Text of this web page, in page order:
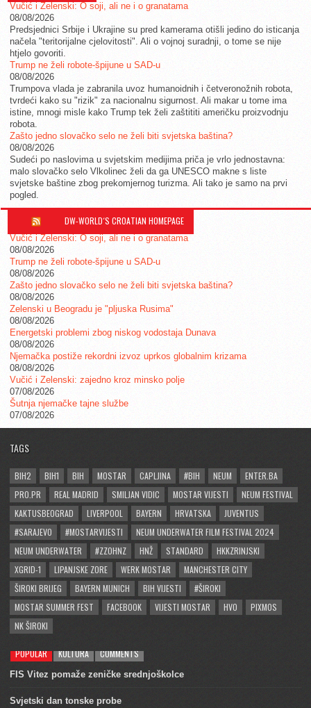
Vučić i Zelenski: O soji, ali ne i o granatama
08/08/2026
Predsjednici Srbije i Ukrajine su pred kamerama otišli jedino do isticanja
načela "teritorijalne cjelovitosti". Ali o vojnoj suradnji, o tome se nije
htjelo govoriti.
Trump ne želi robote-špijune u SAD-u
08/08/2026
Trumpova vlada je zabranila uvoz humanoidnih i četveronožnih robota,
tvrdeći kako su "rizik" za nacionalnu sigurnost. Ali makar u tome ima
istine, mnogi misle kako Trump tek želi zaštititi američku proizvodnju
robota.
Zašto jedno slovačko selo ne želi biti svjetska baština?
08/08/2026
Sudeći po naslovima u svjetskim medijima priča je vrlo jednostavna:
malo slovačko selo Vlkolinec želi da ga UNESCO makne s liste
svjetske baštine zbog prekomjernog turizma. Ali tako je samo na prvi
pogled.
DW-WORLD´S CROATIAN HOMEPAGE
Vučić i Zelenski: O soji, ali ne i o granatama
08/08/2026
Trump ne želi robote-špijune u SAD-u
08/08/2026
Zašto jedno slovačko selo ne želi biti svjetska baština?
08/08/2026
Zelenski u Beogradu je "pljuska Rusima"
08/08/2026
Energetski problemi zbog niskog vodostaja Dunava
08/08/2026
Njemačka postiže rekordni izvoz uprkos globalnim krizama
08/08/2026
Vučić i Zelenski: zajedno kroz minsko polje
07/08/2026
Šutnja njemačke tajne službe
07/08/2026
TAGS
BIH2 BIH1 BIH MOSTAR CAPLJINA #BIH NEUM
ENTER.BA
PRO.PR
REAL MADRID SMILJAN VIDIC MOSTAR VIJESTI
NEUM FESTIVAL
KAKTUSBEOGRAD
LIVERPOOL BAYERN HRVATSKA
JUVENTUS
#SARAJEVO
#MOSTARVIJESTI
NEUM UNDERWATER FILM FESTIVAL 2024
NEUM UNDERWATER
#ZZOHNZ HNŽ STANDARD
HKKZRINJSKI
XGRID-1
LIPANJSKE ZORE WERK MOSTAR
MANCHESTER CITY
ŠIROKI BRIJEG
BAYERN MUNICH BIH VIJESTI
#ŠIROKI
MOSTAR SUMMER FEST
FACEBOOK VIJESTI MOSTAR HVO
PIXMOS
NK ŠIROKI
POPULAR KULTURA COMMENTS
FIS Vitez pomaže zeničke srednjoškolce
Svjetski dan tonske probe